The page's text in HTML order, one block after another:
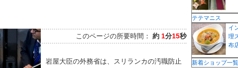
このページの所要時間： 約 1分15秒
岩屋大臣の外務省は、スリランカの汚職防止
テテマニス
イ
理
布
新着ショップ一